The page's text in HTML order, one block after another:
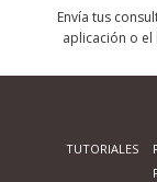
Envía tus
aplicación o
TUTORIALES